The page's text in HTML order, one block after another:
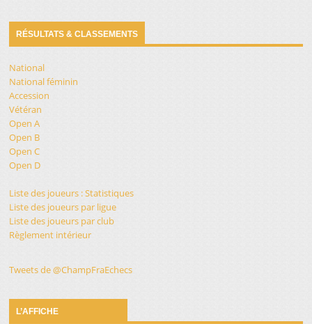
RÉSULTATS & CLASSEMENTS
National
National féminin
Accession
Vétéran
Open A
Open B
Open C
Open D
Liste des joueurs : Statistiques
Liste des joueurs par ligue
Liste des joueurs par club
Règlement intérieur
Tweets de @ChampFraEchecs
L’AFFICHE